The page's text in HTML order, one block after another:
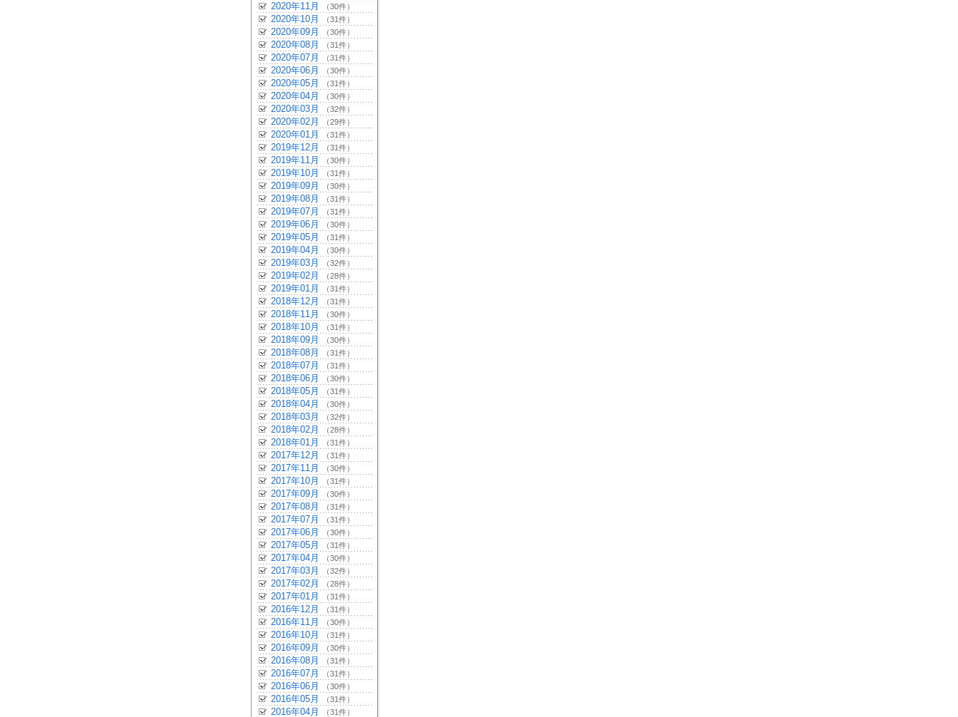
2020年11月 （30件）
2020年10月 （31件）
2020年09月 （30件）
2020年08月 （31件）
2020年07月 （31件）
2020年06月 （30件）
2020年05月 （31件）
2020年04月 （30件）
2020年03月 （32件）
2020年02月 （29件）
2020年01月 （31件）
2019年12月 （31件）
2019年11月 （30件）
2019年10月 （31件）
2019年09月 （30件）
2019年08月 （31件）
2019年07月 （31件）
2019年06月 （30件）
2019年05月 （31件）
2019年04月 （30件）
2019年03月 （32件）
2019年02月 （28件）
2019年01月 （31件）
2018年12月 （31件）
2018年11月 （30件）
2018年10月 （31件）
2018年09月 （30件）
2018年08月 （31件）
2018年07月 （31件）
2018年06月 （30件）
2018年05月 （31件）
2018年04月 （30件）
2018年03月 （32件）
2018年02月 （28件）
2018年01月 （31件）
2017年12月 （31件）
2017年11月 （30件）
2017年10月 （31件）
2017年09月 （30件）
2017年08月 （31件）
2017年07月 （31件）
2017年06月 （30件）
2017年05月 （31件）
2017年04月 （30件）
2017年03月 （32件）
2017年02月 （28件）
2017年01月 （31件）
2016年12月 （31件）
2016年11月 （30件）
2016年10月 （31件）
2016年09月 （30件）
2016年08月 （31件）
2016年07月 （31件）
2016年06月 （30件）
2016年05月 （31件）
2016年04月 （31件）